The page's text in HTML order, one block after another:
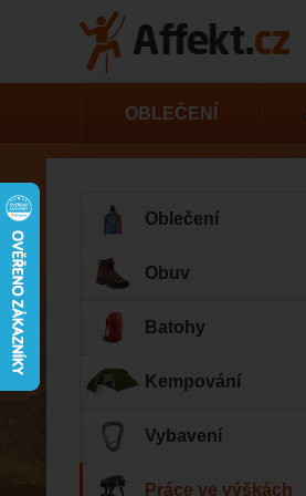
OBLEČENÍ
Oblečení
Obuv
Batohy
Kempování
Vybavení
Práce ve výškách